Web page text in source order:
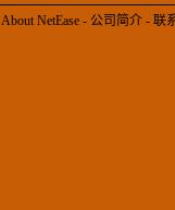
About NetEase - 公司简介 - 联